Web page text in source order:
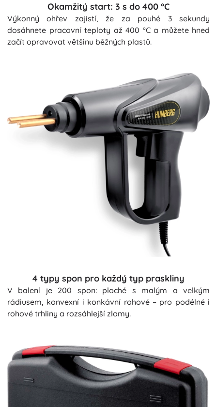
Okamžitý start: 3 s do 400 °C
Výkonný ohřev zajistí, že za pouhé 3 sekundy
dosáhnete pracovní teploty až 400 °C a můžete hned
začít opravovat většinu běžných plastů.
4 typy spon pro každý typ praskliny
V balení je 200 spon: ploché s malým a velkým
rádiusem, konvexní i konkávní rohové – pro podélné i
rohové trhliny a rozsáhlejší zlomy.